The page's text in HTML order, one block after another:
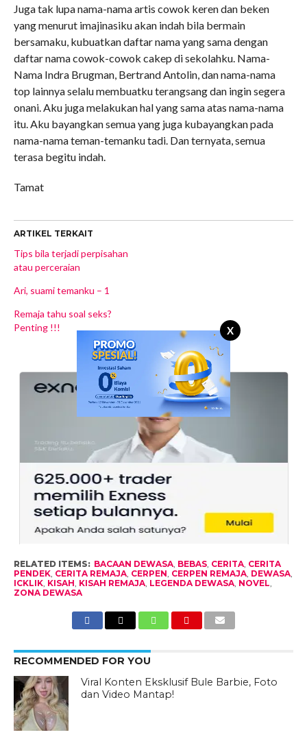
X
Juga tak lupa nama-nama artis cowok keren dan beken
yang menurut imajinasiku akan indah bila bermain
bersamaku, kubuatkan daftar nama yang sama dengan
daftar nama cowok-cowok cakep di sekolahku. Nama-
Nama Indra Brugman, Bertrand Antolin, dan nama-nama
top lainnya selalu membuatku terangsang dan ingin segera
onani. Aku juga melakukan hal yang sama atas nama-nama
itu. Aku bayangkan semua yang juga kubayangkan pada
nama-nama teman-temanku tadi. Dan ternyata, semua
terasa begitu indah.
Tamat
ARTIKEL TERKAIT
Tips bila terjadi perpisahan
atau perceraian
Ari, suami temanku – 1
Remaja tahu soal seks?
Penting !!!
RELATED ITEMS: BACAAN DEWASA, BEBAS, CERITA, CERITA
PENDEK, CERITA REMAJA, CERPEN, CERPEN REMAJA, DEWASA,
ICKLIK, KISAH, KISAH REMAJA, LEGENDA DEWASA, NOVEL,
ZONA DEWASA
RECOMMENDED FOR YOU
Viral Konten Eksklusif Bule Barbie, Foto
dan Video Mantap!